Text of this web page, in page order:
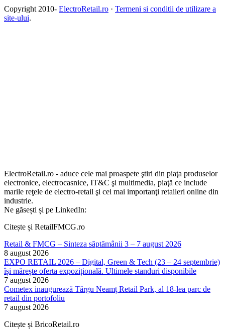
Copyright 2010- ElectroRetail.ro · Termeni si conditii de utilizare a
site-ului.
ElectroRetail.ro - aduce cele mai proaspete ştiri din piaţa produselor
electronice, electrocasnice, IT&C şi multimedia, piaţă ce include
marile reţele de electro-retail şi cei mai importanţi retaileri online din
industrie.
Ne găsești și pe LinkedIn:
Citește și RetailFMCG.ro
Retail & FMCG – Sinteza săptămânii 3 – 7 august 2026
8 august 2026
EXPO RETAIL 2026 – Digital, Green & Tech (23 – 24 septembrie)
își mărește oferta expozițională. Ultimele standuri disponibile
7 august 2026
Cometex inaugurează Târgu Neamț Retail Park, al 18-lea parc de
retail din portofoliu
7 august 2026
Citește și BricoRetail.ro